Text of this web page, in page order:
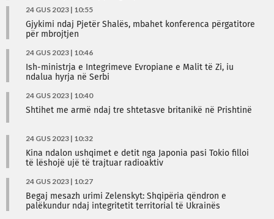
24 GUS 2023 | 10:55
Gjykimi ndaj Pjetër Shalës, mbahet konferenca përgatitore
për mbrojtjen
24 GUS 2023 | 10:46
Ish-ministrja e Integrimeve Evropiane e Malit të Zi, iu
ndalua hyrja në Serbi
24 GUS 2023 | 10:40
Shtihet me armë ndaj tre shtetasve britanikë në Prishtinë
24 GUS 2023 | 10:32
Kina ndalon ushqimet e detit nga Japonia pasi Tokio filloi
të lëshojë ujë të trajtuar radioaktiv
24 GUS 2023 | 10:27
Begaj mesazh urimi Zelenskyt: Shqipëria qëndron e
palëkundur ndaj integritetit territorial të Ukrainës